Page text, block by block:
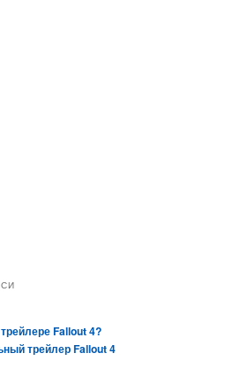
Fallout 4?
трейлер Fallout 4